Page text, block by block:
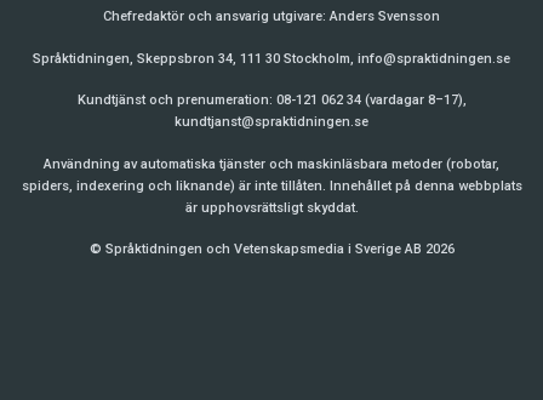
Chefredaktör och ansvarig utgivare:Anders Svensson
Språktidningen, Skeppsbron 34, 111 30 Stockholm, info@spraktidningen.se
Kundtjänst och prenumeration: 08-121 062 34 (vardagar 8–17),
kundtjanst@spraktidningen.se
Användning av automatiska tjänster och maskinläsbara metoder (robotar,
spiders, indexering och liknande) är inte tillåten. Innehållet på denna webbplats
är upphovsrättsligt skyddat.
© Språktidningen och Vetenskapsmedia i Sverige AB 2026